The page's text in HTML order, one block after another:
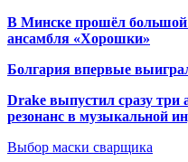
В Минске прошёл большой
ансамбля «Хорошки»
Болгария впервые
Drake выпустил сразу
резонанс в музыкальной
Выбор маски сварщика